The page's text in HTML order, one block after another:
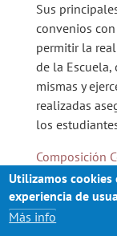
Sus
convenios
permitir la
de la
mismas y
realizadas
los
Composición
las Prácticas
Utilizamos
experiencia de
Más info